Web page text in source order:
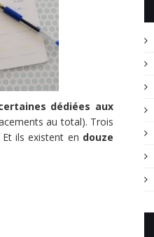
dédiées aux
au total). Trois
Et ils existent en douze